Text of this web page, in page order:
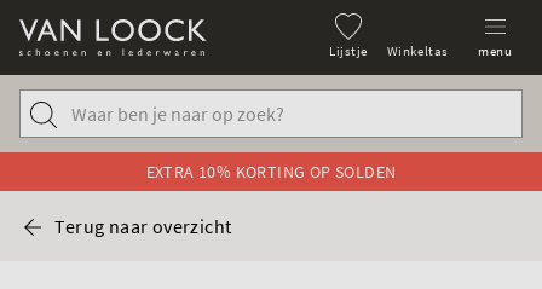
Lijstje Winkeltas menu
EXTRA 10% KORTING OP SOLDEN
Terug naar overzicht